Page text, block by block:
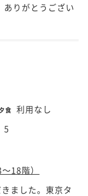
りがとうござい
食 利用なし
5
18階）
ました。東京タ